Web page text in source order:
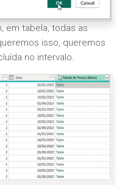
em tabela, todas as
isso, queremos
no intervalo.